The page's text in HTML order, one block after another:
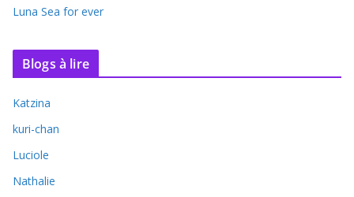
Luna Sea for ever
Blogs à lire
Katzina
kuri-chan
Luciole
Nathalie